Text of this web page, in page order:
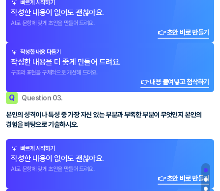
빠르게 시작하기
작성한 내용이 없어도 괜찮아요.
AI로 문항에 맞게 초안을 만들어 드려요.
👉 초안 바로 만들기
작성한 내용 다듬기
작성한 내용을 더 좋게 만들어 드려요.
구조와 표현을 구체적으로 개선해 드려요.
👉 내용 붙여넣고 첨삭하기
Q Question 03.
본인의 성격이나 특성 중 가장 자신 있는 부분과 부족한 부분이 무엇인지 본인의
경험을 바탕으로 기술하시오.
빠르게 시작하기
작성한 내용이 없어도 괜찮아요.
AI로 문항에 맞게 초안을 만들어 드려요.
👉 초안 바로 만들기